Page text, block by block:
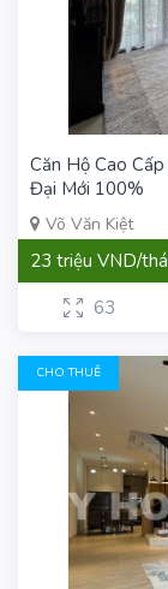
Căn Hộ Cao
Đại Mới 100%
Võ Văn Kiệt
23 triệu VND/
63
CHO THUÊ